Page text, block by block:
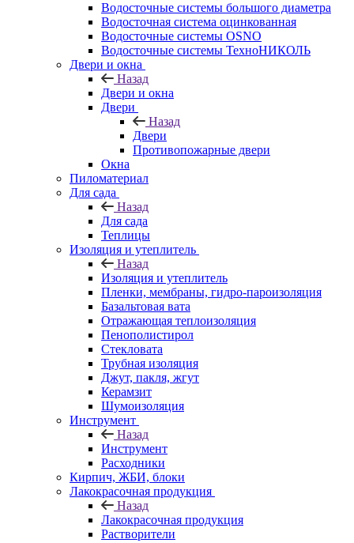
Водосточные системы большого диаметра
Водосточная система оцинкованная
Водосточные системы OSNO
Водосточные системы ТехноНИКОЛЬ
Двери и окна
Назад
Двери и окна
Двери
Назад
Двери
Противопожарные двери
Окна
Пиломатериал
Для сада
Назад
Для сада
Теплицы
Изоляция и утеплитель
Назад
Изоляция и утеплитель
Пленки, мембраны, гидро-пароизоляция
Базальтовая вата
Отражающая теплоизоляция
Пенополистирол
Стекловата
Трубная изоляция
Джут, пакля, жгут
Керамзит
Шумоизоляция
Инструмент
Назад
Инструмент
Расходники
Кирпич, ЖБИ, блоки
Лакокрасочная продукция
Назад
Лакокрасочная продукция
Растворители